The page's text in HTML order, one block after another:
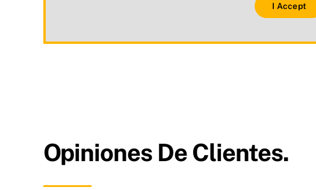
I Accept
Opiniones De Clientes.